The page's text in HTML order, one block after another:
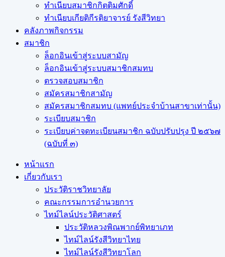
ทำเนียบสมาชิกกิตติมศักดิ์
ทำเนียบเกียติกีรติยาจารย์ รังสีวิทยา
คลังภาพกิจกรรม
สมาชิก
ล็อกอินเข้าสู่ระบบสามัญ
ล็อกอินเข้าสู่ระบบสมาชิกสมทบ
ตรวจสอบสมาชิก
สมัครสมาชิกสามัญ
สมัครสมาชิกสมทบ (แพทย์ประจำบ้านสาขาเท่านั้น)
ระเบียบสมาชิก
ระเบียบค่าจดทะเบียนสมาชิก ฉบับปรับปรุง ปี ๒๕๖๗
(ฉบับที่ ๓)
หน้าแรก
เกี่ยวกับเรา
ประวัติราชวิทยาลัย
คณะกรรมการอำนวยการ
ไทม์ไลน์ประวัติศาสตร์
ประวัติหลวงพิณพากย์พิทยาเภท
ไทม์ไลน์รังสีวิทยาไทย
ไทม์ไลน์รังสีวิทยาโลก